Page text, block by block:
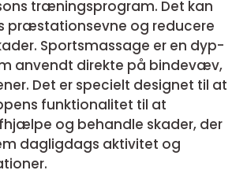
træningsprogram. Det kan
præstationsevne og reducere
Sportsmassage er en dyp-
anvendt direkte på bindevæv,
Det er specielt designet til at
funktionalitet til at
og behandle skader, der
dagligdags aktivitet og